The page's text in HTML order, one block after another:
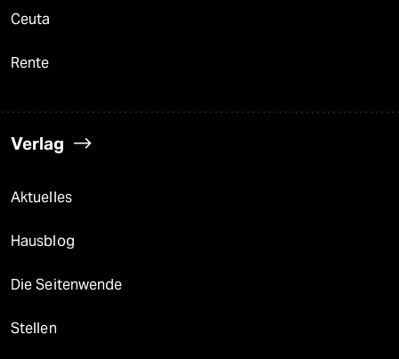
Ceuta
Rente
Verlag
Aktuelles
Hausblog
Die Seitenwende
Stellen